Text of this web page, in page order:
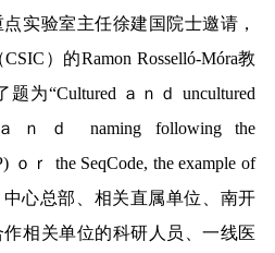
实验室主任徐建国院士邀请，
）的Ramon Rosselló-Móra教
为“Cultured ａｎｄ uncultured
ａｎｄ naming following the
ｏｒ the SeqCode, the example of
中心总部、相关直属单位、南开
相关单位的科研人员、一线医